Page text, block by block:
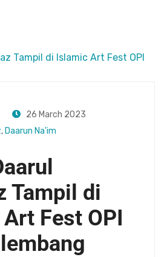
26 March 2023
, Daarun Na'im
Tampil di
Fest OPI